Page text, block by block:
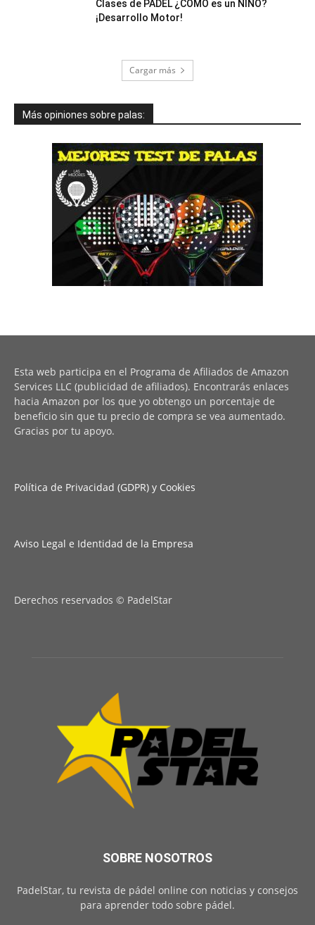
Clases de PÁDEL ¿CÓMO es un NIÑO?
¡Desarrollo Motor!
Cargar más
Más opiniones sobre palas:
Esta web participa en el Programa de Afiliados de Amazon
Services LLC (publicidad de afiliados). Encontrarás enlaces
hacia Amazon por los que yo obtengo un porcentaje de
beneficio sin que tu precio de compra se vea aumentado.
Gracias por tu apoyo.
Política de Privacidad (GDPR) y Cookies
Aviso Legal e Identidad de la Empresa
Derechos reservados © PadelStar
SOBRE NOSOTROS
PadelStar, tu revista de pádel online con noticias y consejos
para aprender todo sobre pádel.